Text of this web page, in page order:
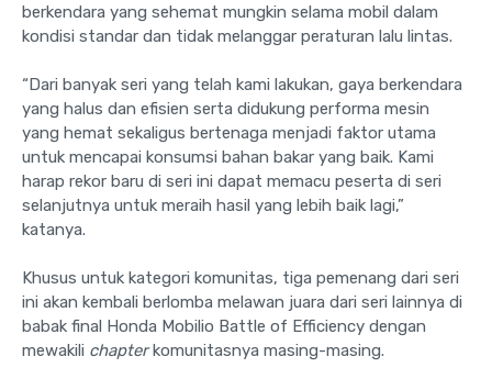
berkendara yang sehemat mungkin selama mobil dalam
kondisi standar dan tidak melanggar peraturan lalu lintas.
“Dari banyak seri yang telah kami lakukan, gaya berkendara
yang halus dan efisien serta didukung performa mesin
yang hemat sekaligus bertenaga menjadi faktor utama
untuk mencapai konsumsi bahan bakar yang baik. Kami
harap rekor baru di seri ini dapat memacu peserta di seri
selanjutnya untuk meraih hasil yang lebih baik lagi,”
katanya.
Khusus untuk kategori komunitas, tiga pemenang dari seri
ini akan kembali berlomba melawan juara dari seri lainnya di
babak final Honda Mobilio Battle of Efficiency dengan
mewakili chapterkomunitasnya masing-masing.